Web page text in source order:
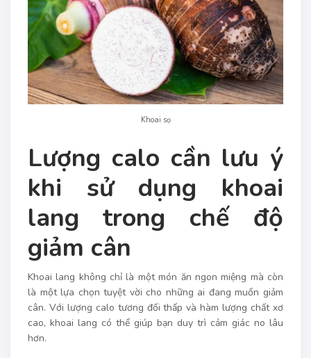
Khoai sọ
Lượng calo cần lưu ý
khi sử dụng khoai
lang trong chế độ
giảm cân
Khoai lang không chỉ là một món ăn ngon miệng mà còn
là một lựa chọn tuyệt vời cho những ai đang muốn giảm
cân. Với lượng calo tương đối thấp và hàm lượng chất xơ
cao, khoai lang có thể giúp bạn duy trì cảm giác no lâu
hơn.